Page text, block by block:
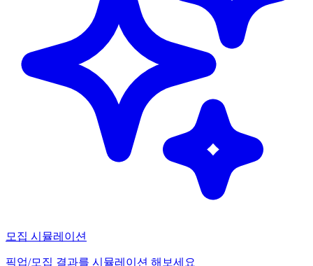
모집 시뮬레이션
픽업/모집 결과를 시뮬레이션 해보세요